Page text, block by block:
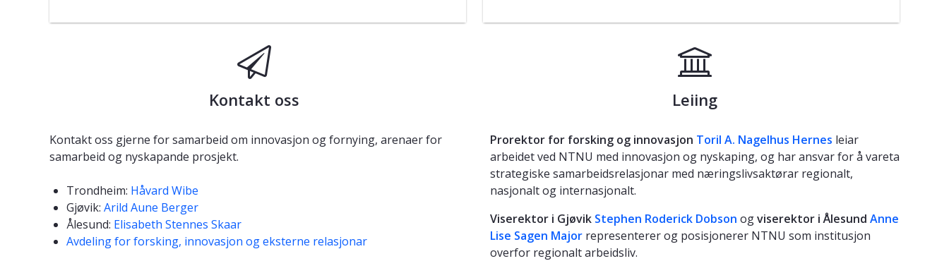
Kontakt oss
Kontakt oss gjerne for samarbeid om innovasjon og fornying, arenaer for
samarbeid og nyskapande prosjekt.
Trondheim: Håvard Wibe
Gjøvik: Arild Aune Berger
Ålesund: Elisabeth Stennes Skaar
Avdeling for forsking, innovasjon og eksterne relasjonar
Leiing
Prorektor for forsking og innovasjon Toril A. Nagelhus Hernes leiar
arbeidet ved NTNU med innovasjon og nyskaping, og har ansvar for å vareta
strategiske samarbeidsrelasjonar med næringslivsaktørar regionalt,
nasjonalt og internasjonalt.
Viserektor i Gjøvik Stephen Roderick Dobson ogviserektor i Ålesund Anne
Lise Sagen Major representerer og posisjonerer NTNU som institusjon
overfor regionalt arbeidsliv.